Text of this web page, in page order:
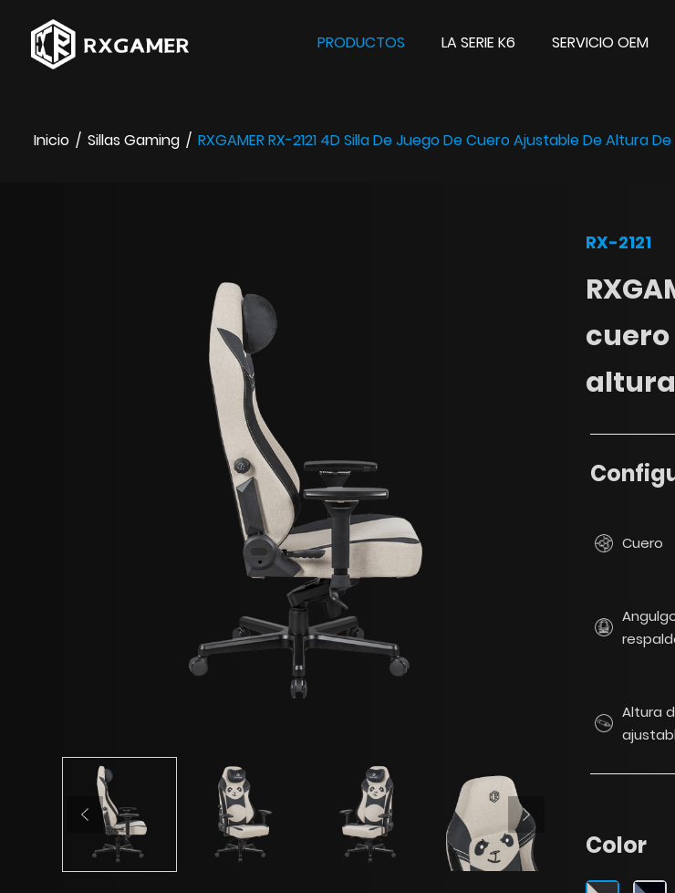
PRODUCTOS LA SERIE K6 SERVICIO OEM
Inicio / Sillas Gaming / RXGAMER RX-2121 4D Silla De Juego De Cuero Ajustable De Altura
RX-2121
Cuero
Altura
Color